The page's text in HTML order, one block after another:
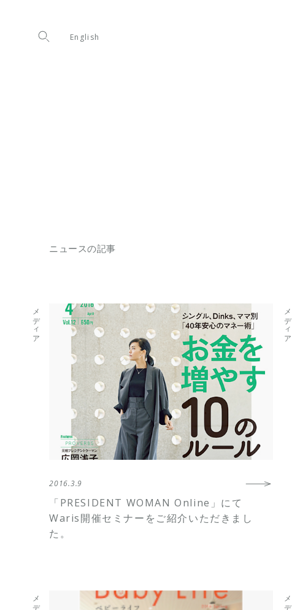
English
ニュースの記事
メディア
2016.3.9
「PRESIDENT WOMAN Online」にて
Waris開催セミナーをご紹介いただきまし
た。
メディア